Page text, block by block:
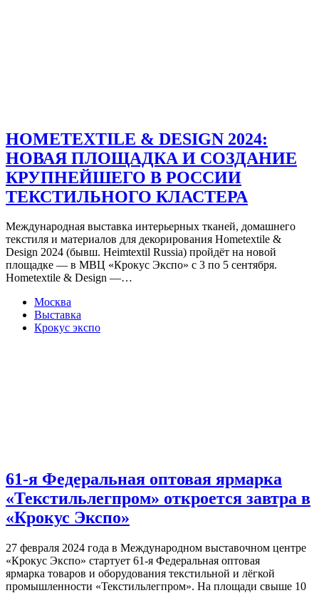
HOMETEXTILE & DESIGN 2024:
НОВАЯ ПЛОЩАДКА И СОЗДАНИЕ
КРУПНЕЙШЕГО В РОССИИ
ТЕКСТИЛЬНОГО КЛАСТЕРА
Международная выставка интерьерных тканей, домашнего
текстиля и материалов для декорирования Hometextile &
Design 2024 (бывш. Heimtextil Russia) пройдёт на новой
площадке — в МВЦ «Крокус Экспо» с 3 по 5 сентября.
Hometextile & Design —…
Москва
Выставка
Крокус экспо
61-я Федеральная оптовая ярмарка
«Текстильлегпром» откроется завтра в
«Крокус Экспо»
27 февраля 2024 года в Международном выставочном центре
«Крокус Экспо» стартует 61-я Федеральная оптовая
ярмарка товаров и оборудования текстильной и лёгкой
промышленности «Текстильлегпром». На площади свыше 10